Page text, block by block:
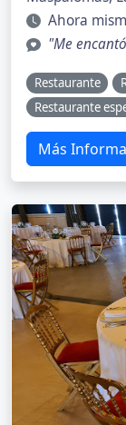
Ahora
"Me
Restaurante
Restaurante
Más